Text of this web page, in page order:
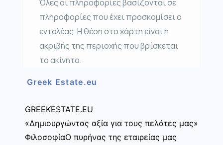
Όλες οι πληροφορίες βασίζονται σε
πληροφορίες που έχει προσκομίσει ο
εντολέας. Η θέση στο χάρτη είναι η
ακριβής της περιοχής που βρίσκεται
το ακίνητο.
Greek Estate.eu
GREEKESTATE.EU
«Δημιουργώντας αξία για τους πελάτες μας»
ΦιλοσοφίαΟ πυρήνας της εταιρείας μας